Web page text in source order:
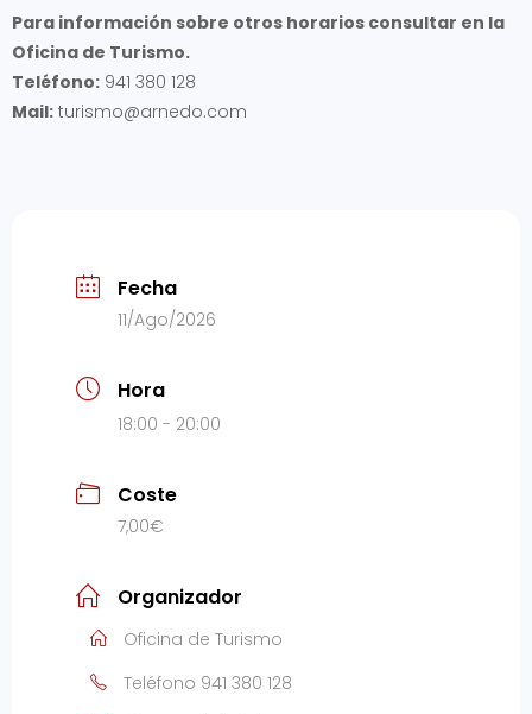
Para información sobre otros horarios consultar en la
Oficina de Turismo.
Teléfono: 941 380 128
Mail: turismo@arnedo.com
Fecha
11/Ago/2026
Hora
18:00 - 20:00
Coste
7,00€
Organizador
Oficina de Turismo
Teléfono 941 380 128